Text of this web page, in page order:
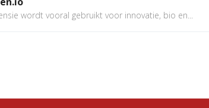
wordt vooral gebruikt voor innovatie, bio en...